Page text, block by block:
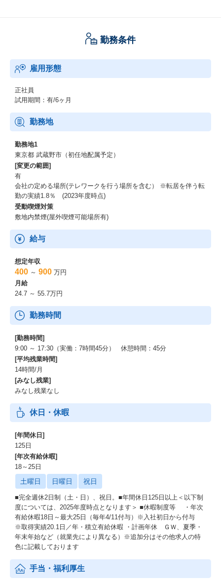
勤務条件
雇用形態
正社員
試用期間：有/6ヶ月
勤務地
勤務地1
東京都 武蔵野市（初任地配属予定）
[変更の範囲]
有
会社の定める場所(テレワークを行う場所を含む） ※転居を伴う転
勤の実績1.8％ (2023年度時点)
受動喫煙対策
敷地内禁煙(屋外喫煙可能場所有)
給与
想定年収
400 ～ 900 万円
月給
24.7 ～ 55.7万円
勤務時間
[勤務時間]
9:00 ～ 17:30（実働：7時間45分） 休憩時間：45分
[平均残業時間]
14時間/月
[みなし残業]
みなし残業なし
休日・休暇
[年間休日]
125日
[年次有給休暇]
18～25日
土曜日 日曜日 祝日
■完全週休2日制（土・日）、祝日。■年間休日125日以上＜以下制
度については、2025年度時点となります＞ ■休暇制度等 ・年次
有給休暇18日～最大25日（毎年4/11付与）※入社初日から付与
※取得実績20.1日／年・積立有給休暇 ・計画年休 ＧＷ、夏季・
年末年始など（就業先により異なる）※追加分はその他求人の特
色に記載しております
手当・福利厚生